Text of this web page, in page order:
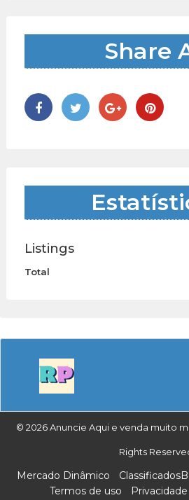
Share
Listings
Total
© 2026 Anuncie Aqui e venda muito
Rights
Mercado Dinâmico
Termos de uso
Privacidade